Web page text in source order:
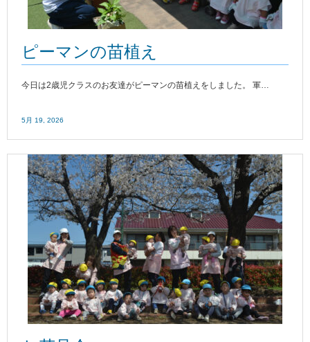
ピーマンの苗植え
今日は2歳児クラスのお友達がピーマンの苗植えをしました。 軍…
5月 19, 2026